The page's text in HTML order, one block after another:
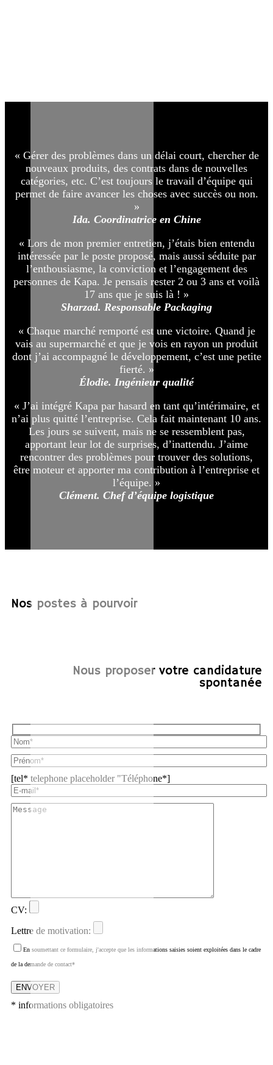
« Gérer des problèmes dans un délai court, chercher de
nouveaux produits, des contrats dans de nouvelles
catégories, etc. C’est toujours le travail d’équipe qui
permet de faire avancer les choses avec succès ou non.
»
Ida. Coordinatrice en Chine
« Lors de mon premier entretien, j’étais bien entendu
intéressée par le poste proposé, mais aussi séduite par
l’enthousiasme, la conviction et l’engagement des
personnes de Kapa. Je pensais rester 2 ou 3 ans et voilà
17 ans que je suis là ! »
Sharzad. Responsable Packaging
« Chaque marché remporté est une victoire. Quand je
vais au supermarché et que je vois en rayon un produit
dont j’ai accompagné le développement, c’est une petite
fierté. »
Élodie. Ingénieur qualité
« J’ai intégré Kapa par hasard en tant qu’intérimaire, et
n’ai plus quitté l’entreprise. Cela fait maintenant 10 ans.
Les jours se suivent, mais ne se ressemblent pas,
apportant leur lot de surprises, d’inattendu. J’aime
rencontrer des problèmes pour trouver des solutions,
être moteur et apporter ma contribution à l’entreprise et
l’équipe. »
Clément. Chef d’équipe logistique
Nos postes à pourvoir
Nous proposer votre candidature
spontanée
[tel* telephone placeholder "Téléphone*]
CV:
Lettre de motivation:
En soumettant ce formulaire, j'accepte que les informations saisies soient exploitées dans le cadre
de la demande de contact*
* informations obligatoires